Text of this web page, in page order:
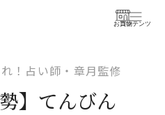
お買物
コンテンツ
！占い師・章月監修
】てんびん